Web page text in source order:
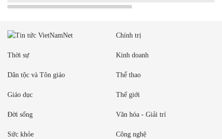
Chính trị
Thời sự Kinh doanh
Dân tộc và Tôn giáo Thể thao
Giáo dục Thế giới
Đời sống Văn hóa - Giải trí
Sức khỏe Công nghệ